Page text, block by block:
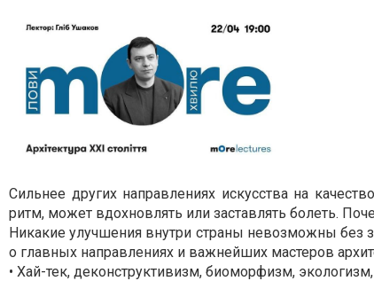
Сильнее других направлениях искусства на
ритм, может вдохновлять или заставлять болеть.
Никакие улучшения внутри страны невозможны без
о главных направлениях и важнейших мастеров
• Хай-тек, деконструктивизм, биоморфизм,